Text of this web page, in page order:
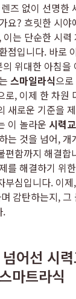
즈 없이 선명한
요? 흐릿한 시
는 단순한 시력
점입니다. 바로
의 위대한 아침을
스마일라식으
로, 이제 한 차원
새로운 기준을
이 놀라운 시력
는 것을 넘어, 개
편함까지 해결합
를 해결하기 위한
부심입니다. 이
감탄하는지, 그
.
어선 시
마트라식